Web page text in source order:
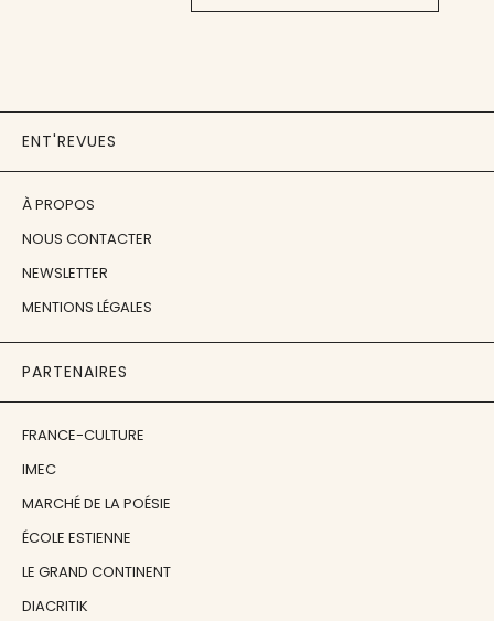
ENT'REVUES
À PROPOS
NOUS CONTACTER
NEWSLETTER
MENTIONS LÉGALES
PARTENAIRES
FRANCE-CULTURE
IMEC
MARCHÉ DE LA POÉSIE
ÉCOLE ESTIENNE
LE GRAND CONTINENT
DIACRITIK